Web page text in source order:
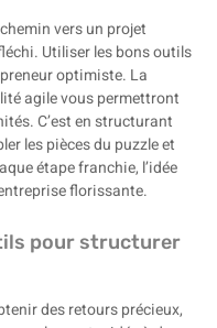
vers un projet
Utiliser les bons outils
optimiste. La
agile vous permettront
C’est en structurant
les pièces du puzzle et
étape franchie, l’idée
florissante.
pour structurer
des retours précieux,